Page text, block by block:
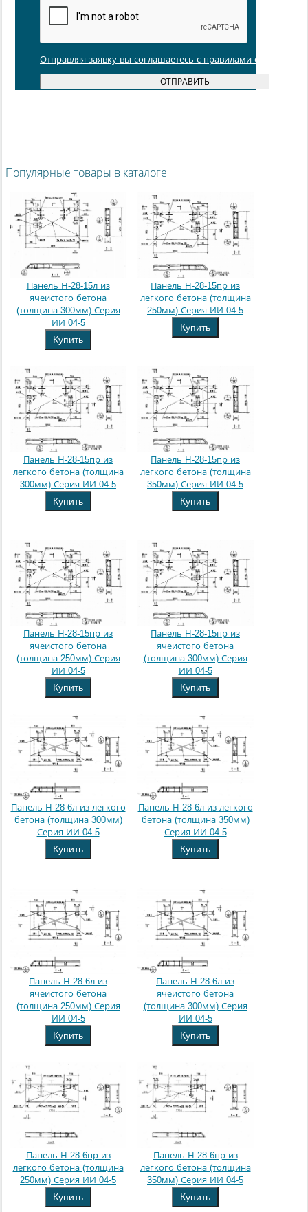
Отправляя заявку вы соглашаетесь с правилами обработки
Популярные товары в каталоге
Панель Н-28-15л из
ячеистого бетона
(толщина 300мм) Серия
ИИ 04-5
Купить
Панель Н-28-15пр из
легкого бетона (толщина
250мм) Серия ИИ 04-5
Купить
Панель Н-28-15пр из
легкого бетона (толщина
300мм) Серия ИИ 04-5
Купить
Панель Н-28-15пр из
легкого бетона (толщина
350мм) Серия ИИ 04-5
Купить
Панель Н-28-15пр из
ячеистого бетона
(толщина 250мм) Серия
ИИ 04-5
Купить
Панель Н-28-15пр из
ячеистого бетона
(толщина 300мм) Серия
ИИ 04-5
Купить
Панель Н-28-6л из легкого
бетона (толщина 300мм)
Серия ИИ 04-5
Купить
Панель Н-28-6л из легкого
бетона (толщина 350мм)
Серия ИИ 04-5
Купить
Панель Н-28-6л из
ячеистого бетона
(толщина 250мм) Серия
ИИ 04-5
Купить
Панель Н-28-6л из
ячеистого бетона
(толщина 300мм) Серия
ИИ 04-5
Купить
Панель Н-28-6пр из
легкого бетона (толщина
250мм) Серия ИИ 04-5
Купить
Панель Н-28-6пр из
легкого бетона (толщина
350мм) Серия ИИ 04-5
Купить